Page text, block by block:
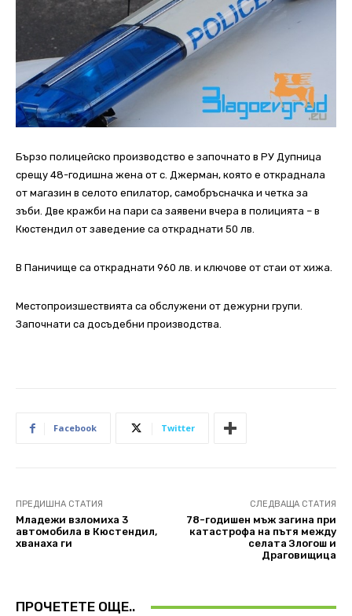
Бързо полицейско производство е започнато в РУ Дупница
срещу 48-годишна жена от с. Джерман, която е откраднала
от магазин в селото епилатор, самобръсначка и четка за
зъби. Две кражби на пари са заявени вчера в полицията – в
Кюстендил от заведение са откраднати 50 лв.
В Паничище са откраднати 960 лв. и ключове от стаи от хижа.
Местопроизшествията са обслужени от дежурни групи.
Започнати са досъдебни производства.
Facebook Twitter
ПРЕДИШНА СТАТИЯ
Младежи взломиха 3
автомобила в Кюстендил,
хванаха ги
СЛЕДВАЩА СТАТИЯ
78-годишен мъж загина при
катастрофа на пътя между
селата Злогош и
Драговищица
ПРОЧЕТЕТЕ ОЩЕ..